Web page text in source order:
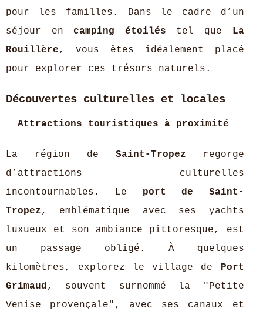
pour les familles. Dans le cadre d’un
séjour encamping étoilés tel que La
Rouillère, vous êtes idéalement placé
pour explorer ces trésors naturels.
Découvertes culturelles et locales
Attractions touristiques à proximité
La région de Saint-Tropez regorge
d’attractions culturelles
incontournables. Le port de Saint-
Tropez, emblématique avec ses yachts
luxueux et son ambiance pittoresque, est
un passage obligé. À quelques
kilomètres, explorez le village de Port
Grimaud, souvent surnommé la "Petite
Venise provençale", avec ses canaux et